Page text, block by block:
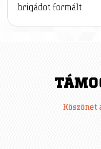
brigádot formált
Köszönet